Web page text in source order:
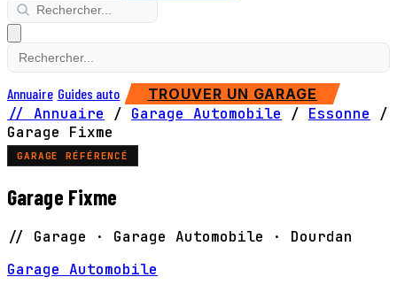
Annuaire Guides auto TROUVER UN GARAGE
// Annuaire / Garage Automobile / Essonne
/
Garage Fixme
GARAGE RÉFÉRENCÉ
Garage Fixme
// Garage · Garage Automobile · Dourdan
Garage Automobile